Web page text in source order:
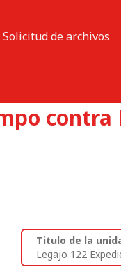
Solicitud de archivos
contra
Titulo de la
Legajo 122